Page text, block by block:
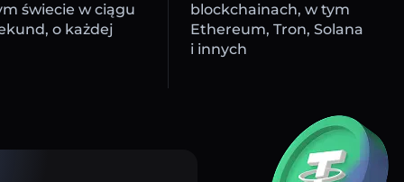
świecie w ciągu
o każdej
blockchainach, w tym
Ethereum, Tron, Solana
i innych